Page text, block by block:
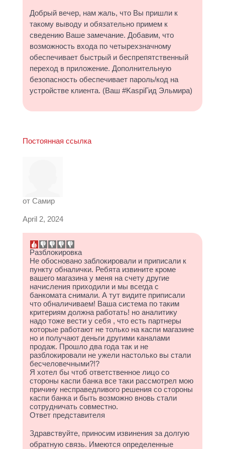
Добрый вечер, нам жаль, что Вы пришли к
такому выводу и обязательно примем к
сведению Ваше замечание. Добавим, что
возможность входа по четырехзначному
обеспечивает быстрый и беспрепятственный
переход в приложение. Дополнительную
безопасность обеспечивает пароль/код на
устройстве клиента. (Ваш #KaspiГид Эльмира)
Постоянная ссылка
от Самир
April 2, 2024
Разблокировка
Не обосновано заблокировали и приписали к
пункту обналички. Ребята извините кроме
вашего магазина у меня на счету другие
начисления приходили и мы всегда с
банкомата снимали. А тут видите приписали
что обналичиваем! Ваша система по таким
критериям должна работать! но аналитику
надо тоже вести у себя , что есть партнеры
которые работают не только на каспи магазине
но и получают деньги другими каналами
продаж. Прошло два года так и не
разблокировали не ужели настолько вы стали
бесчеловечными?!?
Я хотел бы чтоб ответственное лицо со
стороны каспи банка все таки рассмотрел мою
причину несправедливого решения со стороны
каспи банка и быть возможно вновь стали
сотрудничать совместно.
Ответ представителя
Здравствуйте, приносим извинения за долгую
обратную связь. Имеются определенные